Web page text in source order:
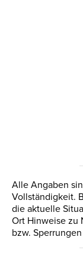
Alle Angaben
Vollständigkeit.
die aktuelle
Ort Hinweise zu
bzw.